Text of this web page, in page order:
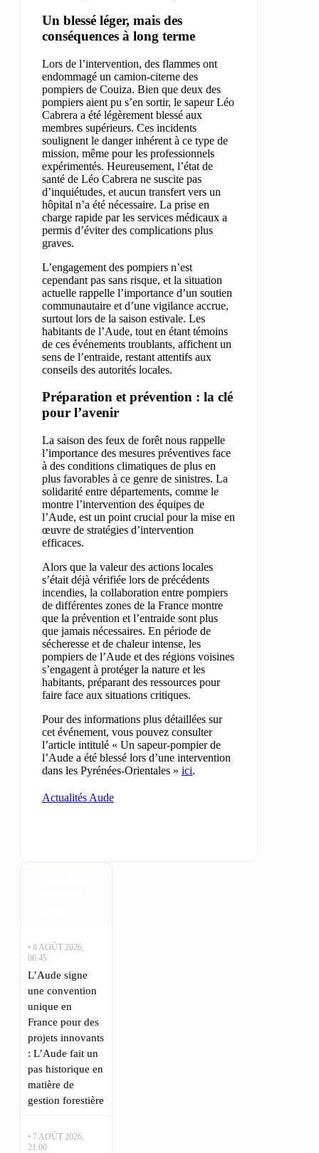
Un blessé léger, mais des
conséquences à long terme
Lors de l’intervention, des flammes ont
endommagé un camion-citerne des
pompiers de Couiza. Bien que deux des
pompiers aient pu s’en sortir, le sapeur Léo
Cabrera a été légèrement blessé aux
membres supérieurs. Ces incidents
soulignent le danger inhérent à ce type de
mission, même pour les professionnels
expérimentés. Heureusement, l’état de
santé de Léo Cabrera ne suscite pas
d’inquiétudes, et aucun transfert vers un
hôpital n’a été nécessaire. La prise en
charge rapide par les services médicaux a
permis d’éviter des complications plus
graves.
L’engagement des pompiers n’est
cependant pas sans risque, et la situation
actuelle rappelle l’importance d’un soutien
communautaire et d’une vigilance accrue,
surtout lors de la saison estivale. Les
habitants de l’Aude, tout en étant témoins
de ces événements troublants, affichent un
sens de l’entraide, restant attentifs aux
conseils des autorités locales.
Préparation et prévention : la clé
pour l’avenir
La saison des feux de forêt nous rappelle
l’importance des mesures préventives face
à des conditions climatiques de plus en
plus favorables à ce genre de sinistres. La
solidarité entre départements, comme le
montre l’intervention des équipes de
l’Aude, est un point crucial pour la mise en
œuvre de stratégies d’intervention
efficaces.
Alors que la valeur des actions locales
s’était déjà vérifiée lors de précédents
incendies, la collaboration entre pompiers
de différentes zones de la France montre
que la prévention et l’entraide sont plus
que jamais nécessaires. En période de
sécheresse et de chaleur intense, les
pompiers de l’Aude et des régions voisines
s’engagent à protéger la nature et les
habitants, préparant des ressources pour
faire face aux situations critiques.
Pour des informations plus détaillées sur
cet événement, vous pouvez consulter
l’article intitulé « Un sapeur-pompier de
l’Aude a été blessé lors d’une intervention
dans les Pyrénées-Orientales » ici.
Actualités Aude
• 8 AOÛT 2026,
06:45
L’Aude signe
une convention
unique en
France pour des
projets innovants
: L’Aude fait un
pas historique en
matière de
gestion forestière
• 7 AOÛT 2026,
21:00